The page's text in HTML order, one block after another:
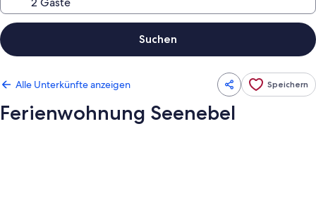
Suchen
Alle Unterkünfte anzeigen Speichern
Ferienwohnung Seenebel